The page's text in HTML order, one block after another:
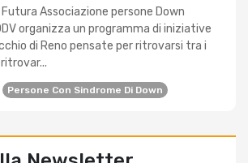
Futura Associazione persone Down
organizza un programma di iniziative
di Reno pensate per ritrovarsi tra i
Persone Con Sindrome Di Down